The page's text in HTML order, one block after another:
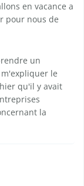
en vacance a
pour nous de
un
le
qu'il y avait
la